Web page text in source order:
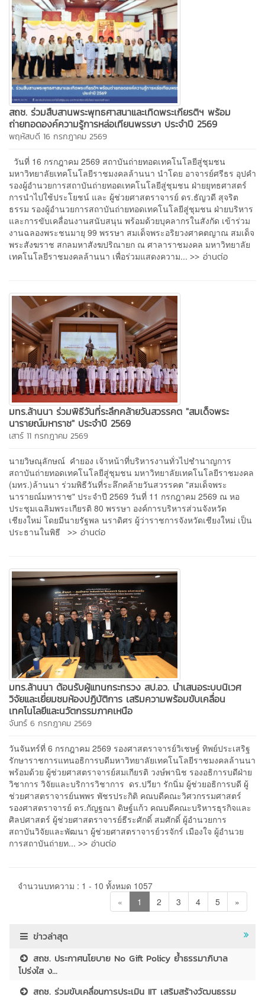
สถช. ร่วมสืบสานพระพุทธศาสนาและเทิดพระเกียรติฯ พร้อม
ถ่ายทอดองค์ความรู้การหล่อเทียนพรรษา ประจำปี 2569
พฤหัสบดี 16 กรกฎาคม 2569
วันที่ 16 กรกฎาคม 2569 สถาบันถ่ายทอดเทคโนโลยีสู่ชุมชน
มหาวิทยาลัยเทคโนโลยีราชมงคลล้านนา นำโดย อาจารย์ศรีธร อุปคำ
รองผู้อำนวยการสถาบันถ่ายทอดเทคโนโลยีสู่ชุมชน ฝ่ายยุทธศาสตร์
การนำไปใช้ประโยชน์ และ ผู้ช่วยศาสตราจารย์ ดร.ธัญวดี สุจริต
ธรรม รองผู้อำนวยการสถาบันถ่ายทอดเทคโนโลยีสู่ชุมชน ฝ่ายบริหาร
และการขับเคลื่อนงานสนับสนุน พร้อมด้วยบุคลากรในสังกัด เข้าร่วม
งานฉลองพระชนมายุ 99 พรรษา สมเด็จพระอริยวงศาคตญาณ สมเด็จ
พระสังฆราช สกลมหาสังฆปริณายก ณ ศาลาราชมงคล มหาวิทยาลัย
เทคโนโลยีราชมงคลล้านนา เพื่อร่วมแสดงความ... >> อ่านต่อ
มทร.ล้านนา ร่วมพิธีวันที่ระลึกคล้ายวันสวรรคต "สมเด็จพระ
นารายณ์มหาราช" ประจำปี 2569
เสาร์ 11 กรกฎาคม 2569
นายวิษณุลักษณ์ คำยอง เจ้าหน้าที่บริหารงานทั่วไปชำนาญการ
สถาบันถ่ายทอดเทคโนโลยีสู่ชุมชน มหาวิทยาลัยเทคโนโลยีราชมงคล
(มทร.)ล้านนา ร่วมพิธีวันที่ระลึกคล้ายวันสวรรคต "สมเด็จพระ
นารายณ์มหาราช" ประจำปี 2569 วันที่ 11 กรกฎาคม 2569 ณ หอ
ประชุมเฉลิมพระเกียรติ 80 พรรษา องค์การบริหารส่วนจังหวัด
เชียงใหม่ โดยมีนายรัฐพล นราดิศร ผู้ว่าราชการจังหวัดเชียงใหม่ เป็น
ประธานในพิธี >> อ่านต่อ
มทร.ล้านนา ต้อนรับผู้แทนกระทรวง สป.อว. นำเสนอระบบนิเวศ
วิจัยและเยี่ยมชมห้องปฏิบัติการ เสริมความพร้อมขับเคลื่อน
เทคโนโลยีและนวัตกรรมภาคเหนือ
จันทร์ 6 กรกฎาคม 2569
วันจันทร์ที่ 6 กรกฎาคม 2569 รองศาสตราจารย์วิเชษฐ์ ทิพย์ประเสริฐ
รักษาราชการแทนอธิการบดีมหาวิทยาลัยเทคโนโลยีราชมงคลล้านนา
พร้อมด้วย ผู้ช่วยศาสตราจารย์สมเกียรติ วงษ์พานิช รองอธิการบดีฝ่าย
วิชาการ วิจัยและบริการวิชาการ ดร.ปวียา รักนิ่ม ผู้ช่วยอธิการบดี ผู้
ช่วยศาสตราจารย์นพพร พัชรประกิติ คณบดีคณะวิศวกรรมศาสตร์
รองศาสตราจารย์ ดร.กัญฐณา ดิษฐ์แก้ว คณบดีคณะบริหารธุรกิจและ
ศิลปศาสตร์ ผู้ช่วยศาสตราจารย์ธีระศักดิ์ สมศักดิ์ ผู้อำนวยการ
สถาบันวิจัยและพัฒนา ผู้ช่วยศาสตราจารย์วรจักร์ เมืองใจ ผู้อำนวย
การสถาบันถ่ายท... >> อ่านต่อ
จำนวนบทความ : 1 - 10 ทั้งหมด 1057
«
1 2 3 4 5 »
ข่าวล่าสุด
สถช. ประกาศนโยบาย No Gift Policy ย้ำธรรมาภิบาล
โปร่งใส ง...
สถช. ร่วมขับเคลื่อนการประเมิน IIT เสริมสร้างวัฒนธรรม